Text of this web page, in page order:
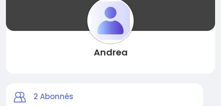
Andrea
2 Abonnés